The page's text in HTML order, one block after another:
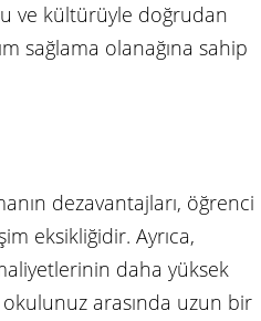
ve kültürüyle doğrudan
sağlama olanağına sahip
dezavantajları, öğrenci
eksikliğidir. Ayrıca,
daha yüksek
arasında uzun bir